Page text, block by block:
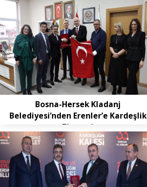
Bosna-Hersek Kladanj
Belediyesi’nden Erenler’e Kardeşlik
Ziyareti